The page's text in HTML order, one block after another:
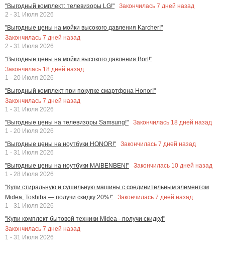
"Выгодный комплект: телевизоры LG!"
Закончилась 7 дней назад
2 - 31 Июля 2026
"Выгодные цены на мойки высокого давления Karcher!"
Закончилась 7 дней назад
2 - 31 Июля 2026
"Выгодные цены на мойки высокого давления Bort!"
Закончилась 18 дней назад
1 - 20 Июля 2026
"Выгодный комплект при покупке смартфона Honor!"
Закончилась 7 дней назад
1 - 31 Июля 2026
"Выгодные цены на телевизоры Samsung!"
Закончилась 18 дней назад
1 - 20 Июля 2026
"Выгодные цены на ноутбуки HONOR!"
Закончилась 7 дней назад
1 - 31 Июля 2026
"Выгодные цены на ноутбуки MAIBENBEN!"
Закончилась 10 дней назад
1 - 28 Июля 2026
"Купи стиральную и сушильную машины с соединительным элементом
Midea, Toshiba — получи скидку 20%!"
Закончилась 7 дней назад
1 - 31 Июля 2026
"Купи комплект бытовой техники Midea - получи скидку!"
Закончилась 7 дней назад
1 - 31 Июля 2026